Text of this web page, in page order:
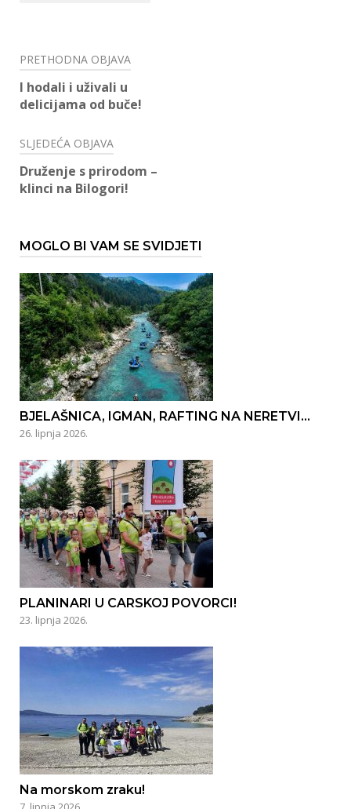
Navigacija
objava
PRETHODNA OBJAVA
I hodali i uživali u
delicijama od buče!
SLJEDEĆA OBJAVA
Druženje s prirodom –
klinci na Bilogori!
MOGLO BI VAM SE SVIDJETI
BJELAŠNICA, IGMAN, RAFTING NA NERETVI…
26. lipnja 2026.
PLANINARI U CARSKOJ POVORCI!
23. lipnja 2026.
Na morskom zraku!